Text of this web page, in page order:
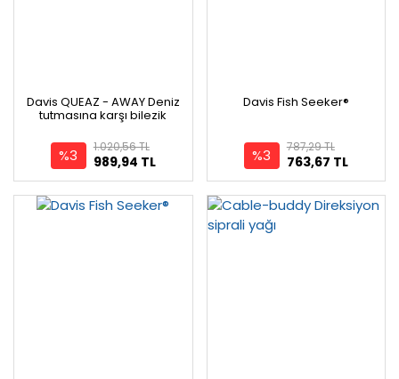
Davis QUEAZ - AWAY Deniz
tutmasına karşı bilezik
%3 989,94 TL
1.020,56 TL
Davis Fish Seeker®
%3 763,67 TL
787,29 TL